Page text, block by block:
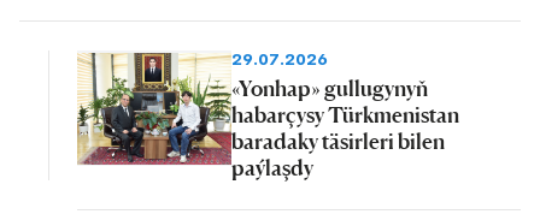
29.07.2026
«Yonhap» gullugynyň
habarçysy Türkmenistan
baradaky täsirleri bilen
paýlaşdy